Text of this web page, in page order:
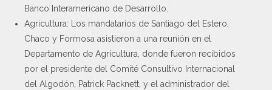
Banco Interamericano de Desarrollo.
Agricultura: Los mandatarios de Santiago del Estero,
Chaco y Formosa asistieron a una reunión en el
Departamento de Agricultura, donde fueron recibidos
por el presidente del Comité Consultivo Internacional
del Algodón, Patrick Packnett, y el administrador del